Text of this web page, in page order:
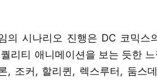
의 시나리오 진행은 DC 코믹스
리티 애니메이션을 보는 듯한
, 조커, 할리퀸, 렉스루터, 둠스